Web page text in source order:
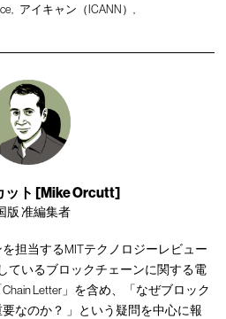
アイキャン（ICANN）
ット [Mike Orcutt]
版 准編集者
担当するMITテクノロジーレビュー
ているブロックチェーンに関する電
Letter」を含め、「なぜブロック
なのか？ 」という疑問を中心に報